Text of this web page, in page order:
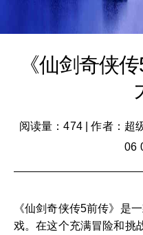
《仙剑奇侠
阅读量：474|作者：超
06
《仙剑奇侠传5前传》是
戏。在这个充满冒险和挑